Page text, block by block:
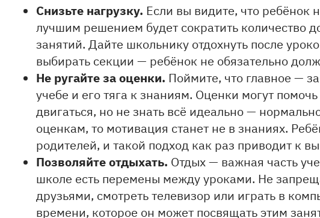
Снизьте нагрузку. Если вы видите, что ребёнок
лучшим решением будет сократить количество
занятий. Дайте школьнику отдохнуть после
выбирать секции — ребёнок не обязательно
Не ругайте за оценки. Поймите, что главное —
учебе и его тяга к знаниям. Оценки могут
двигаться, но не знать всё идеально —
оценкам, то мотивация станет не в знаниях.
родителей, и такой подход как раз приводит к
Позволяйте отдыхать. Отдых — важная часть
школе есть перемены между уроками. Не
друзьями, смотреть телевизор или играть в
времени, которое он может посвящать этим